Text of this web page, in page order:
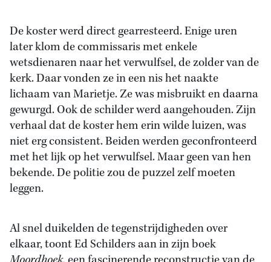
De koster werd direct gearresteerd. Enige uren
later klom de commissaris met enkele
wetsdienaren naar het verwulfsel, de zolder van de
kerk. Daar vonden ze in een nis het naakte
lichaam van Marietje. Ze was misbruikt en daarna
gewurgd. Ook de schilder werd aangehouden. Zijn
verhaal dat de koster hem erin wilde luizen, was
niet erg consistent. Beiden werden geconfronteerd
met het lijk op het verwulfsel. Maar geen van hen
bekende. De politie zou de puzzel zelf moeten
leggen.
Al snel duikelden de tegenstrijdigheden over
elkaar, toont Ed Schilders aan in zijn boek